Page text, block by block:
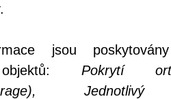
jsou
objektů: Pokrytí